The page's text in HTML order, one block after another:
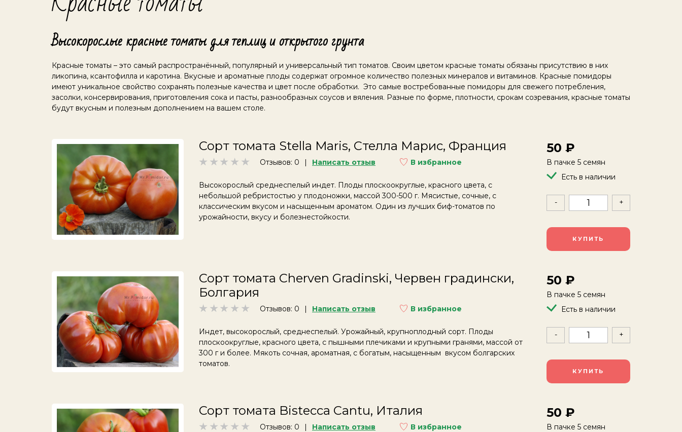
Высокорослые красные томаты для теплиц и открытого грунта
Красные томаты – это самый распространённый, популярный и универсальный тип томатов. Своим цветом красные томаты обязаны присутствию в них
ликопина, ксантофилла и каротина. Вкусные и ароматные плоды содержат огромное количество полезных минералов и витаминов. Красные помидоры
имеют уникальное свойство сохранять полезные качества и цвет после обработки. Это самые востребованные помидоры для свежего потребления,
засолки, консервирования, приготовления сока и пасты, разнообразных соусов и вяления. Разные по форме, плотности, срокам созревания, красные томаты
будут вкусным и полезным дополнением на вашем столе.
Сорт томата Stella Maris, Стелла Марис, Франция
Отзывов: 0 Написать отзыв В избранное
50
В пачке 5 семян
Есть в наличии
- +
КУПИТЬ
Высокорослый среднеспелый индет. Плоды плоскоокруглые, красного цвета, с
небольшой ребристостью у плодоножки, массой 300-500 г. Мясистые, сочные, с
классическим вкусом и насыщенным ароматом. Один из лучших биф-томатов по
урожайности, вкусу и болезнестойкости.
Сорт томата Cherven Gradinski, Червен градински,
Болгария
Отзывов: 0 Написать отзыв В избранное
50
В пачке 5 семян
Есть в наличии
- +
КУПИТЬ
Индет, высокорослый, среднеспелый. Урожайный, крупноплодный сорт. Плоды
плоскоокруглые, красного цвета, с пышными плечиками и крупными гранями, массой от
300 г и более. Мякоть сочная, ароматная, с богатым, насыщенным вкусом болгарских
томатов.
Сорт томата Bistecca Cantu, Италия
Отзывов: 0 Написать отзыв В избранное
50
В пачке 5 семян